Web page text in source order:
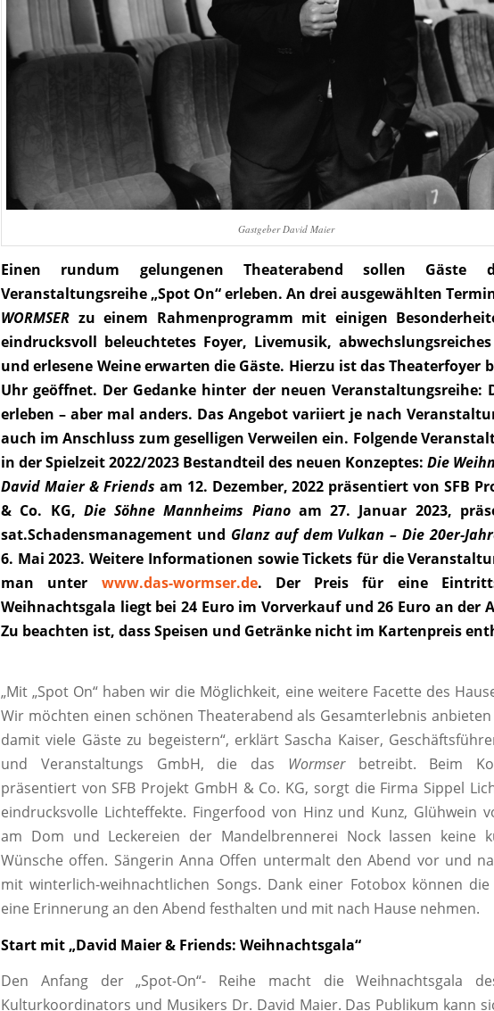
Gastgeber David Maier
Einen rundum gelungenen Theaterabend sollen Gäste
Veranstaltungsreihe „Spot On“ erleben. An drei ausgewählten
WORMSER zu einem Rahmenprogramm mit einigen
eindrucksvoll beleuchtetes Foyer, Livemusik,
und erlesene Weine erwarten die Gäste. Hierzu ist das Theaterfoyer
Uhr geöffnet. Der Gedanke hinter der neuen Veranstaltungsreihe:
erleben – aber mal anders. Das Angebot variiert je nach
auch im Anschluss zum geselligen Verweilen ein. Folgende
in der Spielzeit 2022/2023 Bestandteil des neuen Konzeptes: Die
David Maier & Friends am 12. Dezember, 2022 präsentiert von SFB
& Co. KG, Die Söhne Mannheims Pianoam 27. Januar 2023,
sat.Schadensmanagement und Glanz auf dem Vulkan – Die 20er-
6. Mai 2023. Weitere Informationen sowie Tickets für die
man unter www.das-wormser.de. Der Preis für eine
Weihnachtsgala liegt bei 24 Euro im Vorverkauf und 26 Euro an der
Zu beachten ist, dass Speisen und Getränke nicht im Kartenpreis
„Mit „Spot On“ haben wir die Möglichkeit, eine weitere Facette des
Wir möchten einen schönen Theaterabend als Gesamterlebnis
damit viele Gäste zu begeistern“, erklärt Sascha Kaiser,
und Veranstaltungs GmbH, die das Wormserbetreibt. Beim
präsentiert von SFB Projekt GmbH & Co. KG, sorgt die Firma Sippel
eindrucksvolle Lichteffekte. Fingerfood von Hinz und Kunz, Glühwein
am Dom und Leckereien der Mandelbrennerei Nock lassen keine
Wünsche offen. Sängerin Anna Offen untermalt den Abend vor und
mit winterlich-weihnachtlichen Songs. Dank einer Fotobox können
eine Erinnerung an den Abend festhalten und mit nach Hause nehmen.
Start mit „David Maier & Friends: Weihnachtsgala“
Den Anfang der „Spot-On“- Reihe macht die Weihnachtsgala
Kulturkoordinators und Musikers Dr. David Maier. Das Publikum kann